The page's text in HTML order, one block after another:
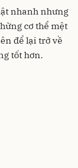
nhanh nhưng
cơ thể mệt
để lại trở về
tốt hơn.